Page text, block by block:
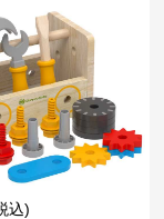
込)